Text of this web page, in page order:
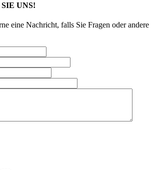
UNS!
eine Nachricht, falls Sie Fragen oder andere